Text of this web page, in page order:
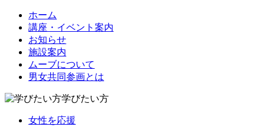
ホーム
講座・イベント案内
お知らせ
施設案内
ムーブについて
男女共同参画とは
学びたい方
女性を応援